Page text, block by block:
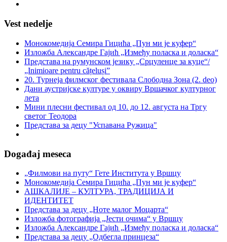
Vest nedelje
Монокомедија Семира Гицића „Пун ми је куфер“
Изложба Александре Гајић „Између поласка и доласка“
Представа на румунском језику „Срцуленце за куце“/
„Inimioare pentru cățeluși”
20. Турнеја филмског фестивала Слободна Зона (2. deo)
Дани аустријске културе у оквиру Вршачког културног
лета
Мини плесни фестивал од 10. до 12. августа на Тргу
светог Теодора
Представа за децу "Успавана Ружица"
Događaj meseca
„Филмови на путу“ Гетe Института у Вршцу
Монокомедија Семира Гицића „Пун ми је куфер“
АШКАЛИЈЕ – КУЛТУРА, ТРАДИЦИЈА И
ИДЕНТИТЕТ
Представа за децу „Ноте малог Моцарта“
Изложба фотографија „Јести очима“ у Вршцу
Изложба Александре Гајић „Између поласка и доласка“
Представа за децу „Одбегла принцеза“